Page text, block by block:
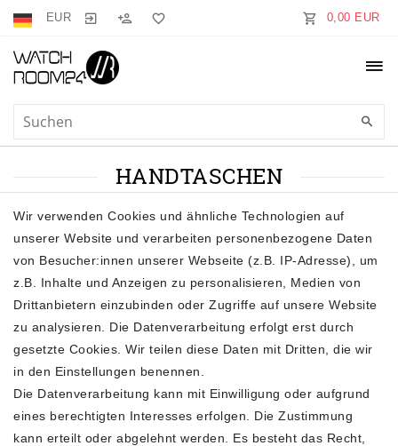
EUR 0,00 EUR
HANDTASCHEN
Handtaschen
Filter
Wir verwenden Cookies und ähnliche Technologien auf
unserer Website und verarbeiten personenbezogene Daten
von Besucher:innen unserer Webseite (z.B. IP-Adresse), um
z.B. Inhalte und Anzeigen zu personalisieren, Medien von
Drittanbietern einzubinden oder Zugriffe auf unsere Website
zu analysieren. Die Datenverarbeitung erfolgt erst durch
gesetzte Cookies. Wir teilen diese Daten mit Dritten, die wir
in den Einstellungen benennen.
Die Datenverarbeitung kann mit Einwilligung oder aufgrund
eines berechtigten Interesses erfolgen. Die Zustimmung
kann erteilt oder abgelehnt werden. Es besteht das Recht,